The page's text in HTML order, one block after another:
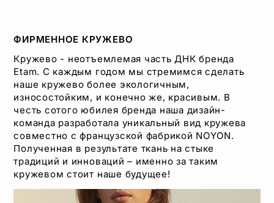
ФИРМЕННОЕ КРУЖЕВО
Кружево - неотъемлемая часть ДНК бренда
Etam. С каждым годом мы стремимся сделать
наше кружево более экологичным,
износостойким, и конечно же, красивым. В
честь сотого юбилея бренда наша дизайн-
команда разработала уникальный вид кружева
совместно с французской фабрикой NOYON.
Полученная в результате ткань на стыке
традиций и инноваций – именно за таким
кружевом стоит наше будущее!